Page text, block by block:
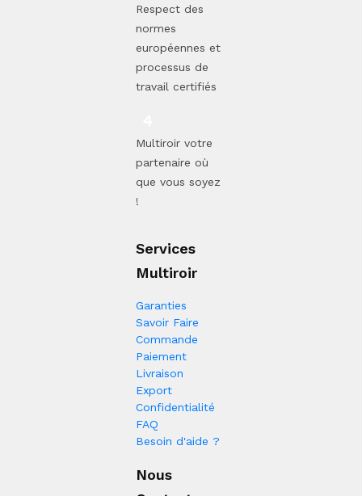
Respect des
normes
européennes et
processus de
travail certifiés
Multiroir votre
partenaire où
que vous soyez
!
Services
Multiroir
Garanties
Savoir Faire
Commande
Paiement
Livraison
Export
Confidentialité
FAQ
Besoin d'aide ?
Nous